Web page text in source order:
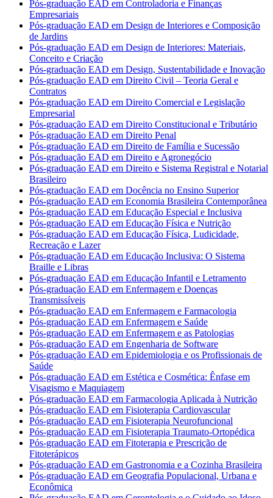
Pós-graduação EAD em Controladoria e Finanças
Empresariais
Pós-graduação EAD em Design de Interiores e Composição
de Jardins
Pós-graduação EAD em Design de Interiores: Materiais,
Conceito e Criação
Pós-graduação EAD em Design, Sustentabilidade e Inovação
Pós-graduação EAD em Direito Civil – Teoria Geral e
Contratos
Pós-graduação EAD em Direito Comercial e Legislação
Empresarial
Pós-graduação EAD em Direito Constitucional e Tributário
Pós-graduação EAD em Direito Penal
Pós-graduação EAD em Direito de Família e Sucessão
Pós-graduação EAD em Direito e Agronegócio
Pós-graduação EAD em Direito e Sistema Registral e Notarial
Brasileiro
Pós-graduação EAD em Docência no Ensino Superior
Pós-graduação EAD em Economia Brasileira Contemporânea
Pós-graduação EAD em Educação Especial e Inclusiva
Pós-graduação EAD em Educação Física e Nutrição
Pós-graduação EAD em Educação Física, Ludicidade,
Recreação e Lazer
Pós-graduação EAD em Educação Inclusiva: O Sistema
Braille e Libras
Pós-graduação EAD em Educação Infantil e Letramento
Pós-graduação EAD em Enfermagem e Doenças
Transmissíveis
Pós-graduação EAD em Enfermagem e Farmacologia
Pós-graduação EAD em Enfermagem e Saúde
Pós-graduação EAD em Enfermagem e as Patologias
Pós-graduação EAD em Engenharia de Software
Pós-graduação EAD em Epidemiologia e os Profissionais de
Saúde
Pós-graduação EAD em Estética e Cosmética: Ênfase em
Visagismo e Maquiagem
Pós-graduação EAD em Farmacologia Aplicada à Nutrição
Pós-graduação EAD em Fisioterapia Cardiovascular
Pós-graduação EAD em Fisioterapia Neurofuncional
Pós-graduação EAD em Fisioterapia Traumato-Ortopédica
Pós-graduação EAD em Fitoterapia e Prescrição de
Fitoterápicos
Pós-graduação EAD em Gastronomia e a Cozinha Brasileira
Pós-graduação EAD em Geografia Populacional, Urbana e
Econômica